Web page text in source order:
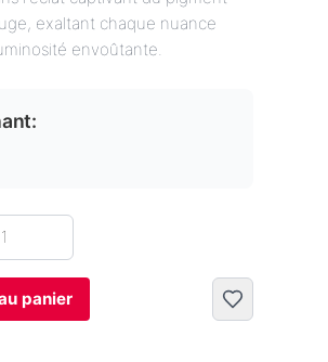
exaltant chaque nuance
envoûtante.
panier